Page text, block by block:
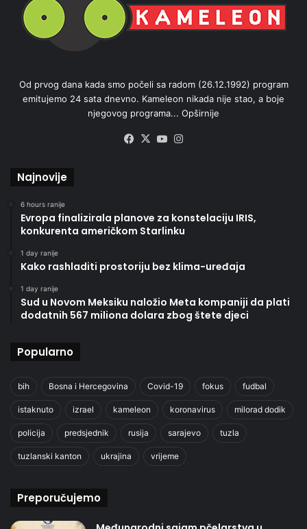
Od prvog dana kada smo počeli sa radom (26.12.1992) program
emitujemo 24 sata dnevno. Kameleon nikada nije stao, a boje
njegovog programa... Opširnije
Facebook
X YouTube
Najnovije
6 hours ranije
Evropa finalizirala planove za konstelaciju IRIS,
konkurenta američkom Starlinku
1 day ranije
Kako rashladiti prostoriju bez klima-uređaja
1 day ranije
Sud u Novom Meksiku naložio Meta kompaniji da plati
dodatnih 567 miliona dolara zbog štete djeci
Popularno
bih Bosna i Hercegovina Covid-19 fokus fudbal
istaknuto izrael kameleon koronavirus milorad dodik
policija predsjednik rusija sarajevo tuzla
tuzlanski kanton ukrajina vrijeme
Preporučujemo